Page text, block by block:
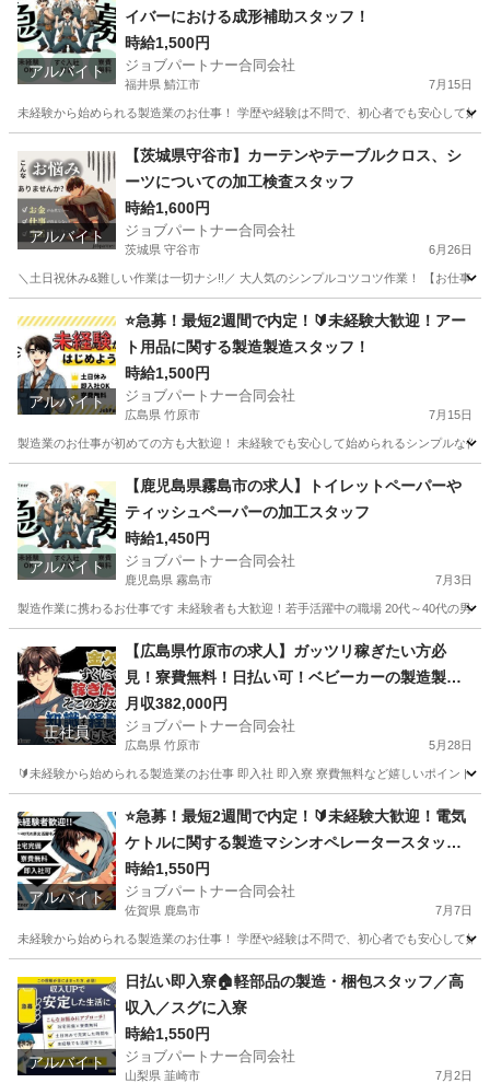
アルバイト
イバーにおける成形補助スタッフ！
時給1,500円
ジョブパートナー合同会社
福井県 鯖江市 7月15日
未経験から始められる製造業のお仕事！ 学歴や経験は不問で、初心者でも安心して
工場 スタッフ
アルバイト
【茨城県守谷市】カーテンやテーブルクロス、シ
ーツについての加工検査スタッフ
時給1,600円
ジョブパートナー合同会社
茨城県 守谷市 6月26日
＼土日祝休み&難しい作業は一切ナシ!!／ 大人気のシンプルコツコツ作業！ 【お仕事
工場 スタッフ
アルバイト
⭐急募！最短2週間で内定！🔰未経験大歓迎！アー
ト用品に関する製造製造スタッフ！
時給1,500円
ジョブパートナー合同会社
広島県 竹原市 7月15日
製造業のお仕事が初めての方も大歓迎！ 未経験でも安心して始められるシンプルな
工場 スタッフ
アルバイト
【鹿児島県霧島市の求人】トイレットペーパーや
ティッシュペーパーの加工スタッフ
時給1,450円
ジョブパートナー合同会社
鹿児島県 霧島市 7月3日
製造作業に携わるお仕事です 未経験者も大歓迎！若手活躍中の職場 20代～40代の
工場 スタッフ
正社員
【広島県竹原市の求人】ガッツリ稼ぎたい方必
見！寮費無料！日払い可！ベビーカーの製造製造
スタッフ！
月収382,000円
ジョブパートナー合同会社
広島県 竹原市 5月28日
🔰未経験から始められる製造業のお仕事 即入社 即入寮 寮費無料など嬉しいポイ
工場 未経験
アルバイト
⭐急募！最短2週間で内定！🔰未経験大歓迎！電気
ケトルに関する製造マシンオペレータースタッ
フ！
時給1,550円
ジョブパートナー合同会社
佐賀県 鹿島市 7月7日
未経験から始められる製造業のお仕事！ 学歴や経験は不問で、初心者でも安心して
工場 時給
アルバイト
日払い即入寮🏠軽部品の製造・梱包スタッフ／高
収入／スグに入寮
時給1,550円
ジョブパートナー合同会社
山梨県 韮崎市 7月2日